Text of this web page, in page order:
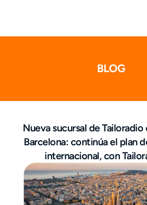
BLOG
Nueva sucursal de Tailoradio
Barcelona: continúa el plan
internacional, con